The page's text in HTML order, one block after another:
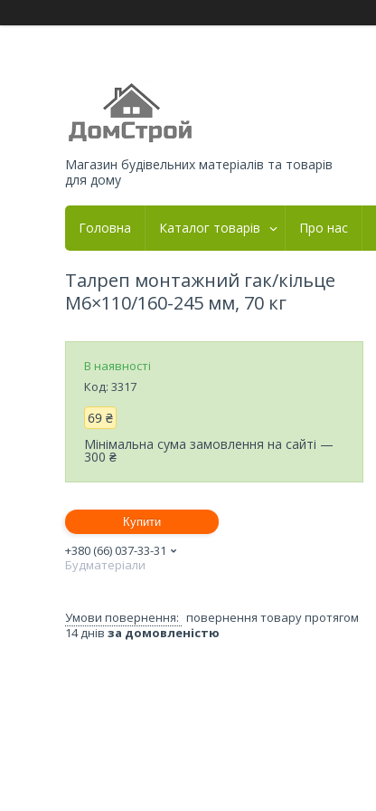
Магазин будівельних матеріалів та товарів
для дому
Головна Каталог товарів Про нас
Талреп монтажний гак/кільце
М6×110/160-245 мм, 70 кг
В наявності
Код: 3317
69 ₴
Мінімальна сума замовлення на сайті —
300 ₴
Купити
+380 (66) 037-33-31
Будматеріали
повернення товару протягом
14 днів за домовленістю